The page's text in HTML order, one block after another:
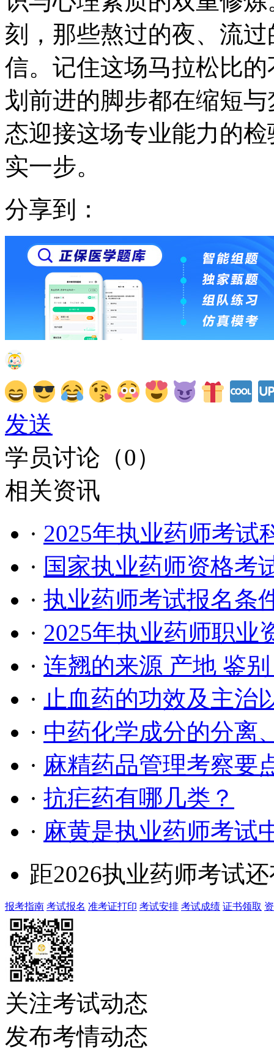
刻，那些熬过的夜、流
信。记住这场马拉松比
划前进的脚步都在缩短
态迎接这场专业能力的
实一步。
分享到：
发送
学员讨论（0）
相关资讯
· 2025年执业药师考试
· 国家执业药师资格考
· 执业药师考试报名条
· 2025年执业药师职业
· 连翘的来源 产地 鉴
· 止血药的功效及主治
· 中药化学成分的分离
· 麻精药品管理考察要
· 抗疟药有哪几类？
· 麻黄是执业药师考试
距2026执业药师考试
报考指南 考试报名 准考证打印 考试安排 考试成绩 证书领取
关注考试动态
发布考情动态